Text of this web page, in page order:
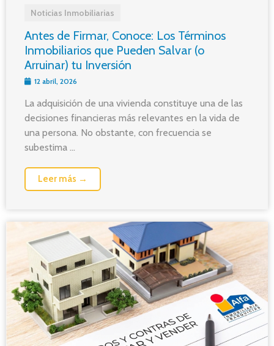
Noticias Inmobiliarias
Antes de Firmar, Conoce: Los Términos
Inmobiliarios que Pueden Salvar (o
Arruinar) tu Inversión
12 abril, 2026
La adquisición de una vivienda constituye una de las
decisiones financieras más relevantes en la vida de
una persona. No obstante, con frecuencia se
subestima ...
Leer más →